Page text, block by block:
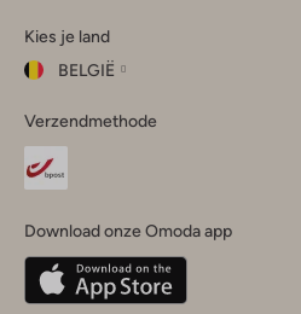
InstagramFacebook
Kies je land
BELGIË
je
land
Belgique(Français)
Deutschland
Verzendmethode
Download onze Omoda app